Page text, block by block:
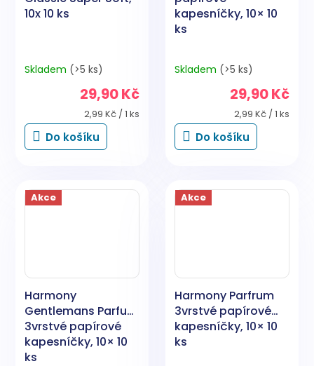
10x 10 ks
Skladem (>5 ks)
29,90 Kč
Měrná
cena:
2,99 Kč / 1 ks
Do košíku
kapesníčky, 10× 10
ks
Skladem (>5 ks)
29,90 Kč
Měrná
cena:
2,99 Kč / 1 ks
Do košíku
Akce
Harmony
Gentlemans Parfum
3vrstvé papírové
kapesníčky, 10× 10
ks
Akce
Harmony Parfrum
3vrstvé papírové
kapesníčky, 10× 10
ks